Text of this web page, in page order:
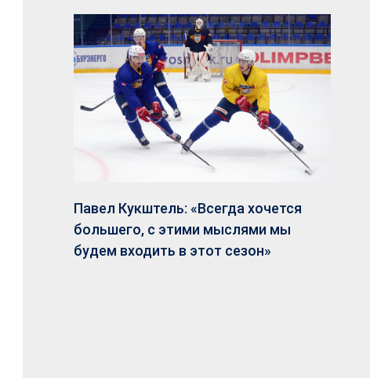
Павел Кукштель: «Всегда хочется
большего, с этими мыслями мы
будем входить в этот сезон»